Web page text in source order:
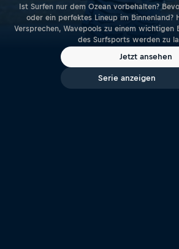
Ist Surfen nur dem Ozean vorbehalten?
oder ein perfektes Lineup im Binnenland?
Versprechen, Wavepools zu einem wichtigen
des Surfsports werden zu
Jetzt ansehen
Serie anzeigen